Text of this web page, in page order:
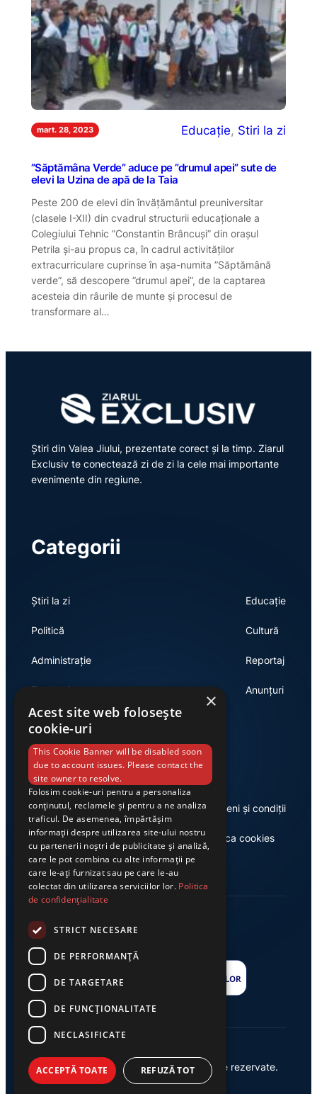
mart. 28, 2023 Educație, Stiri la zi
”Săptămâna Verde” aduce pe ”drumul apei” sute de
elevi la Uzina de apă de la Taia
Peste 200 de elevi din învățământul preuniversitar
(clasele I-XII) din cvadrul structurii educaționale a
Colegiului Tehnic ”Constantin Brâncuși” din orașul
Petrila și-au propus ca, în cadrul activităților
extracurriculare cuprinse în așa-numita ”Săptămână
verde”, să descopere ”drumul apei”, de la captarea
acesteia din râurile de munte și procesul de
transformare al…
Știri din Valea Jiului, prezentate corect și la timp. Ziarul
Exclusiv te conectează zi de zi la cele mai importante
evenimente din regiune.
Categorii
Știri la zi
Politică
Administrație
Economie
Educație
Cultură
Reportaj
Anunțuri
Link-uri utile
Despre noi
Casa de editură Exclusiv
Termeni și condiții
Politica cookies
© 2026 Ziarul Exclusiv – Toate drepturile rezervate.
Powered by {AW}
×
Acest site web folosește
cookie-uri
This Cookie Banner will be disabled soon
due to account issues. Please contact the
site owner to resolve.
Folosim cookie-uri pentru a personaliza
conținutul, reclamele și pentru a ne analiza
traficul. De asemenea, împărtășim
informații despre utilizarea site-ului nostru
cu partenerii noștri de publicitate și analiză,
care le pot combina cu alte informații pe
care le-ați furnizat sau pe care le-au
colectat din utilizarea serviciilor lor. Politica
de confidențialitate
STRICT NECESARE
DE PERFORMANȚĂ
DE TARGETARE
DE FUNCŢIONALITATE
NECLASIFICATE
ACCEPTĂ TOATE REFUZĂ TOT